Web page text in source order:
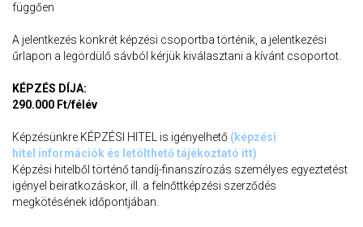
függően
A jelentkezés konkrét képzési csoportba történik, a jelentkezési
űrlapon a legördülő sávból kérjük kiválasztani a kívánt csoportot.
KÉPZÉS DÍJA:
290.000 Ft/félév
Képzésünkre KÉPZÉSI HITEL is igényelhető (képzési
hitel információk és letölthető tájékoztató itt)
Képzési hitelből történő tandíj-finanszírozás személyes egyeztetést
igényel beiratkozáskor, ill. a felnőttképzési szerződés
megkötésének időpontjában.